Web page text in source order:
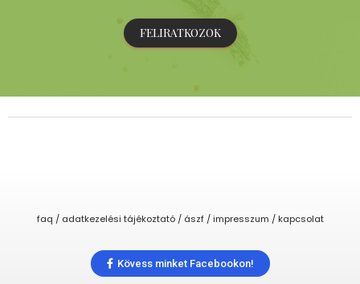
FELIRATKOZOK
faq / adatkezelési tájékoztató / ászf / impresszum / kapcsolat
Kövess minket Facebookon!